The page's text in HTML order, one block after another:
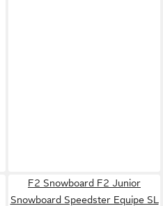
F2 Snowboard F2 Junior
Snowboard Speedster Equipe SL